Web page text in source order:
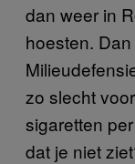
dan weer in
hoesten.
zo slecht
sigaretten
dat je niet